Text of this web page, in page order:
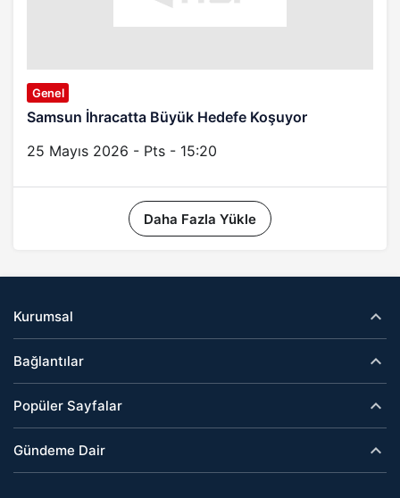
Genel
Samsun İhracatta Büyük Hedefe Koşuyor
25 Mayıs 2026 - Pts - 15:20
Daha Fazla Yükle
Kurumsal
Bağlantılar
Popüler Sayfalar
Gündeme Dair